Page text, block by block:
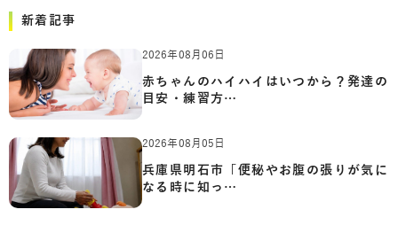
新着記事
2026年08月06日
赤ちゃんのハイハイはいつから？発達の
目安・練習方…
2026年08月05日
兵庫県明石市「便秘やお腹の張りが気に
なる時に知っ…